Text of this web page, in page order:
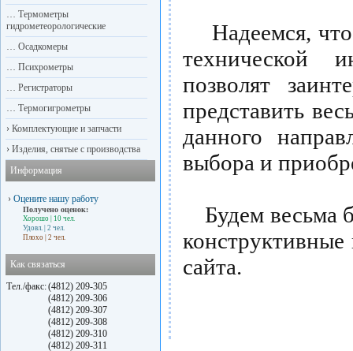
Надеемся, что
технической
позволят
представить
данного
выбора и
Будем весьма
сайта.
… Термометры
гидрометеорологические
… Осадкомеры
… Психрометры
… Регистраторы
… Термогигрометры
› Комплектующие и запчасти
› Изделия, снятые с производства
Информация
› Оцените нашу работу
Получено оценок:
Хорошо | 10 чел.
Удовл. | 2 чел.
Плохо | 2 чел.
Как связаться
Тел./факс:(4812) 209-305
(4812) 209-306
(4812) 209-307
(4812) 209-308
(4812) 209-310
(4812) 209-311